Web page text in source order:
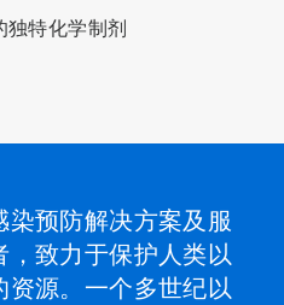
独特化学制剂
预防解决方案及服
致力于保护人类以
资源。一个多世纪以